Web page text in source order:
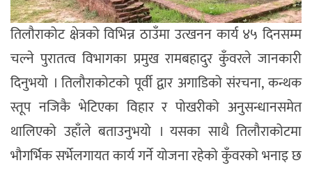
तिलौराकोट क्षेत्रको विभिन्न ठाउँमा उत्खनन कार्य ४५ दिनसम्म
चल्ने पुरातत्व विभागका प्रमुख रामबहादुर कुँवरले जानकारी
दिनुभयो । तिलौराकोटको पूर्वी द्वार अगाडिको संरचना, कन्थक
स्तूप नजिकै भेटिएका विहार र पोखरीको अनुसन्धानसमेत
थालिएको उहाँले बताउनुभयो । यसका साथै तिलौराकोटमा
भौगर्भिक सर्भेलगायत कार्य गर्ने योजना रहेको कुँवरको भनाइ छ